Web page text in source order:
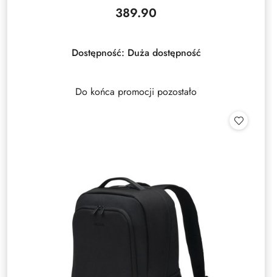
Cena:
389.90
Dostępność: Duża dostępność
Do końca promocji pozostało